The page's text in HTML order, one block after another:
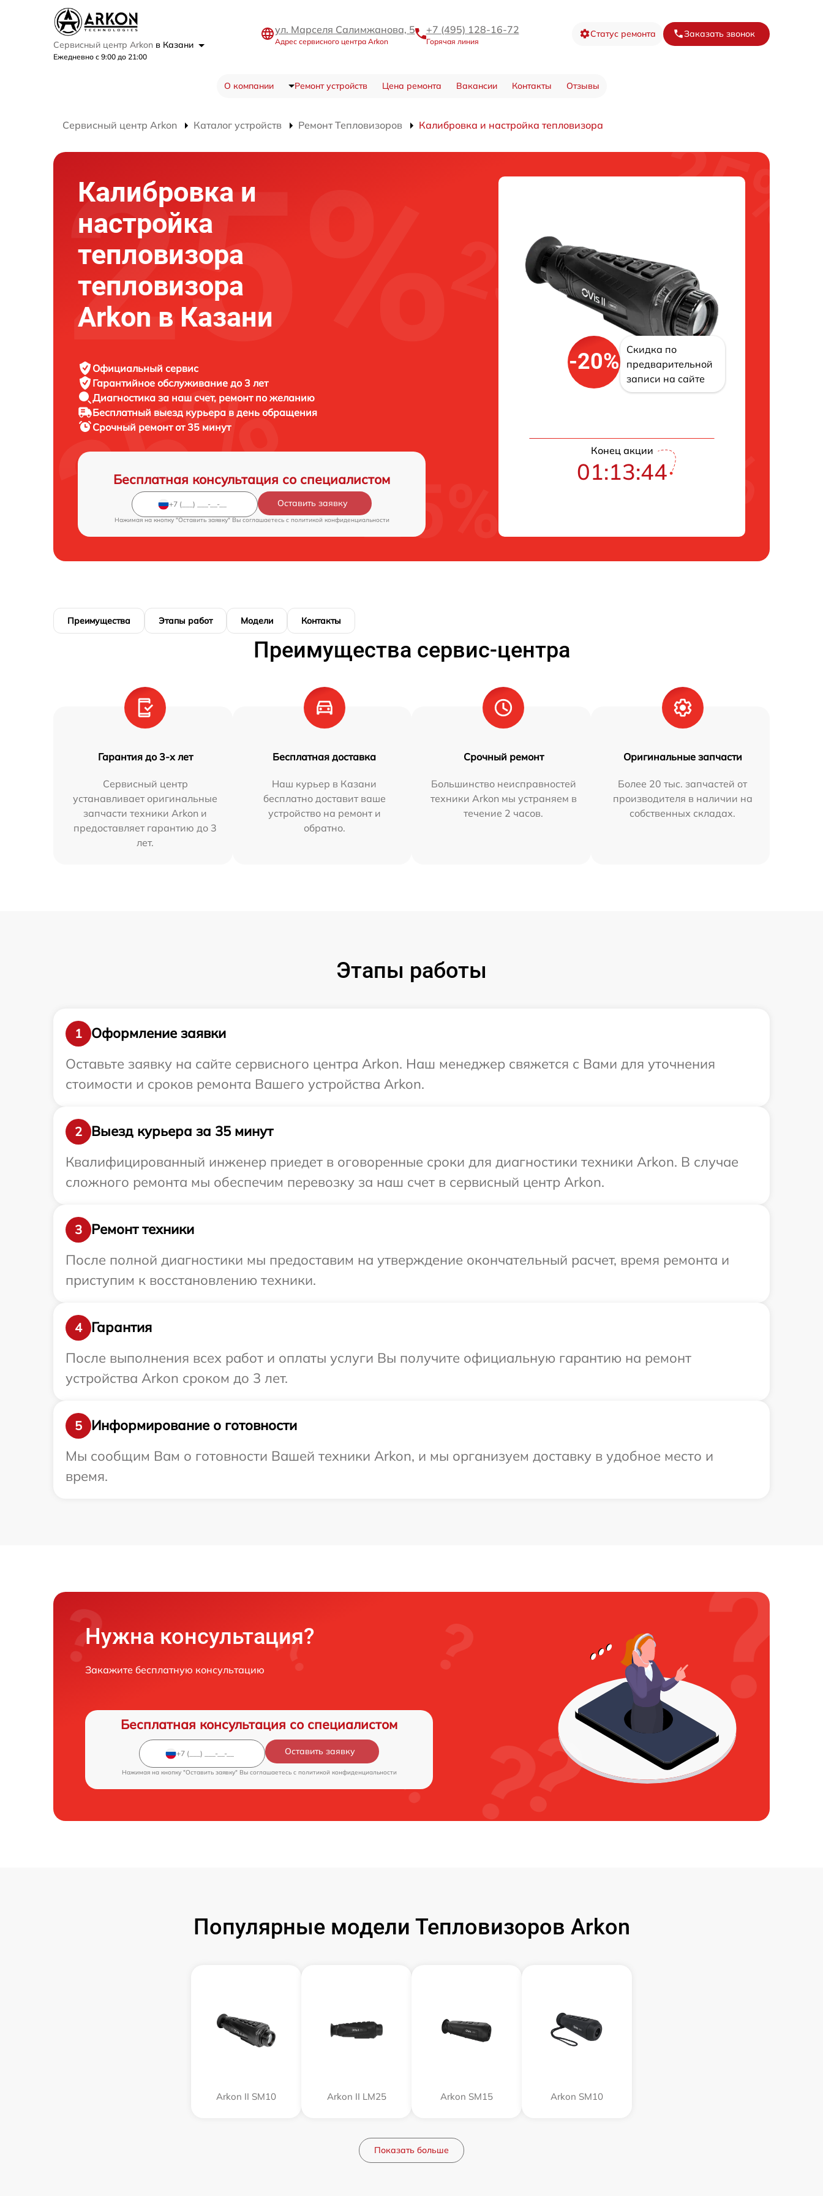
Сервисный центр Arkon в Казани
Ежедневно с 9:00 до 21:00
ул. Марселя Салимжанова, 5
Адрес сервисного центра Arkon
+7 (495) 128-16-72
Горячая линия
Статус ремонта Заказать звонок
О компании Ремонт устройств Цена ремонта Вакансии Контакты Отзывы
Сервисный центр Arkon Каталог устройств Ремонт Тепловизоров Калибровка и настройка тепловизора
Калибровка и
настройка
тепловизора
тепловизора
Arkon в Казани
Официальный сервис
Гарантийное обслуживание до 3 лет
Диагностика за наш счет, ремонт по желанию
Бесплатный выезд курьера в день обращения
Срочный ремонтот 35 минут
Бесплатная консультация со специалистом
Оставить заявку
Нажимая на кнопку "Оставить заявку" Вы соглашаетесь c политикой конфиденциальности
-20%
Скидка по
предварительной
записи на сайте
Конец акции
01:13:43
Преимущества Этапы работ Модели Контакты
Преимущества сервис-центра
Гарантия до 3-х лет
Сервисный центр
устанавливает оригинальные
запчасти техники Arkon и
предоставляет гарантию до 3
лет.
Бесплатная доставка
Наш курьер в Казани
бесплатно доставит ваше
устройство на ремонт и
обратно.
Срочный ремонт
Большинство неисправностей
техники Arkon мы устраняем в
течение 2 часов.
Оригинальные запчасти
Более 20 тыс. запчастей от
производителя в наличии на
собственных складах.
Этапы работы
1
Оформление заявки
Оставьте заявку на сайте сервисного центра Arkon. Наш менеджер свяжется с Вами для уточнения
стоимости и сроков ремонта Вашего устройства Arkon.
2
Выезд курьера за 35 минут
Квалифицированный инженер приедет в оговоренные сроки для диагностики техники Arkon. В случае
сложного ремонта мы обеспечим перевозку за наш счет в сервисный центр Arkon.
3
Ремонт техники
После полной диагностики мы предоставим на утверждение окончательный расчет, время ремонта и
приступим к восстановлению техники.
4
Гарантия
После выполнения всех работ и оплаты услуги Вы получите официальную гарантию на ремонт
устройства Arkon сроком до 3 лет.
5
Информирование о готовности
Мы сообщим Вам о готовности Вашей техники Arkon, и мы организуем доставку в удобное место и
время.
Нужна консультация?
Закажите бесплатную консультацию
Бесплатная консультация со специалистом
Оставить заявку
Нажимая на кнопку "Оставить заявку" Вы соглашаетесь c политикой конфиденциальности
Популярные модели Тепловизоров Arkon
Arkon II SM10 Arkon II LM25 Arkon SM15 Arkon SM10
Показать больше